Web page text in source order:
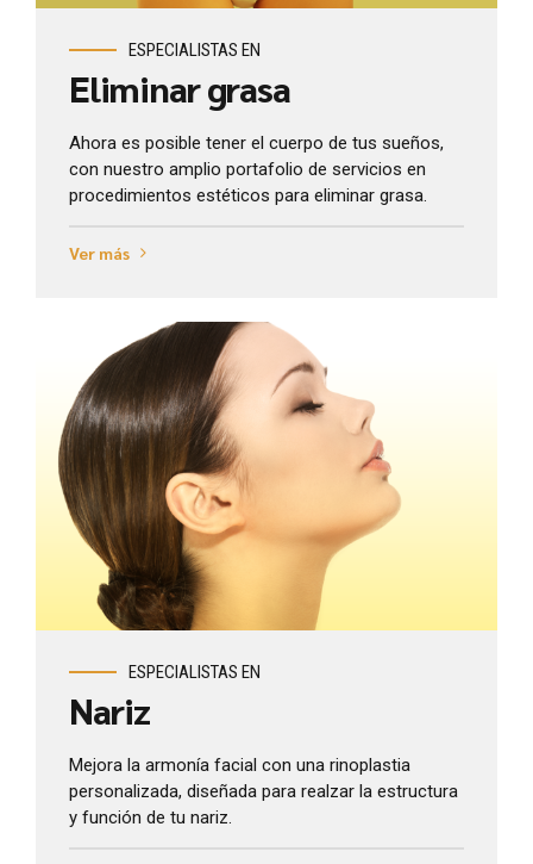
ESPECIALISTAS EN
Eliminar grasa
Ahora es posible tener el cuerpo de tus sueños,
con nuestro amplio portafolio de servicios en
procedimientos estéticos para eliminar grasa.
Ver más
Ver más
ESPECIALISTAS EN
Nariz
Mejora la armonía facial con una rinoplastia
personalizada, diseñada para realzar la estructura
y función de tu nariz.